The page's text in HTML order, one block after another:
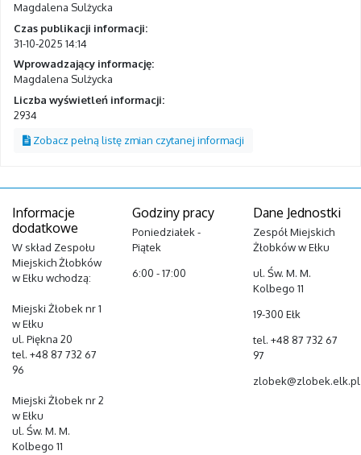
Magdalena Sulżycka
Czas publikacji informacji:
31-10-2025 14:14
Wprowadzający informację:
Magdalena Sulżycka
Liczba wyświetleń informacji:
2934
Zobacz pełną listę zmian czytanej informacji
Informacje
dodatkowe
W skład Zespołu
Miejskich Żłobków
w Ełku wchodzą:
Miejski Żłobek nr 1
w Ełku
ul. Piękna 20
tel. +48 87 732 67
96
Miejski Żłobek nr 2
w Ełku
ul. Św. M. M.
Kolbego 11
Godziny pracy
Poniedziałek -
Piątek
6:00 - 17:00
Dane Jednostki
Zespół Miejskich
Żłobków w Ełku
ul. Św. M. M.
Kolbego 11
19-300 Ełk
tel. +48 87 732 67
97
zlobek@zlobek.elk.pl